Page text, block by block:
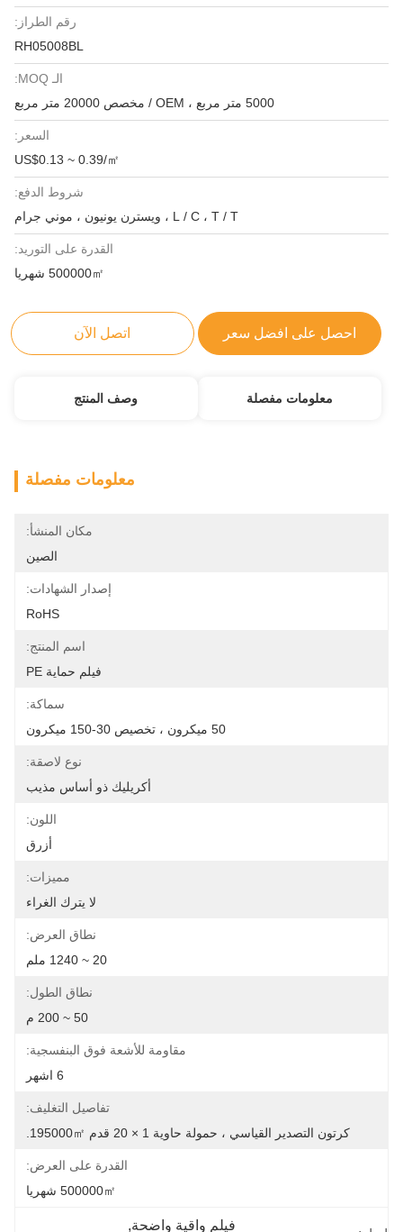
رقم الطراز:
RH05008BL
الـ MOQ:
5000 متر مربع ، OEM / مخصص 20000 متر مربع
السعر:
US$0.13 ~ 0.39/㎡
شروط الدفع:
L / C ، T / T ، ويسترن يونيون ، موني جرام
القدرة على التوريد:
500000㎡ شهريا
احصل على افضل سعر اتصل الآن
معلومات مفصلة وصف المنتج
معلومات مفصلة
مكان المنشأ:
الصين
إصدار الشهادات:
RoHS
اسم المنتج:
فيلم حماية PE
سماكة:
50 ميكرون ، تخصيص 30-150 ميكرون
نوع لاصقة:
أكريليك ذو أساس مذيب
اللون:
أزرق
مميزات:
لا يترك الغراء
نطاق العرض:
20 ~ 1240 ملم
نطاق الطول:
50 ~ 200 م
مقاومة للأشعة فوق البنفسجية:
تفاصيل التغليف:
كرتون التصدير القياسي ، حمولة حاوية 1 × 20 قدم 195000㎡.
القدرة على العرض:
500000㎡ شهريا
فيلم واقية واضحة,